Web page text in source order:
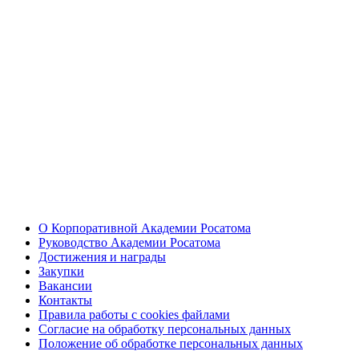
О Корпоративной Академии Росатома
Руководство Академии Росатома
Достижения и награды
Закупки
Вакансии
Контакты
Правила работы с cookies файлами
Согласие на обработку персональных данных
Положение об обработке персональных данных